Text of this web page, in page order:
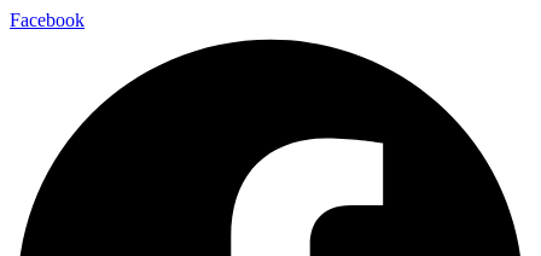
Facebook